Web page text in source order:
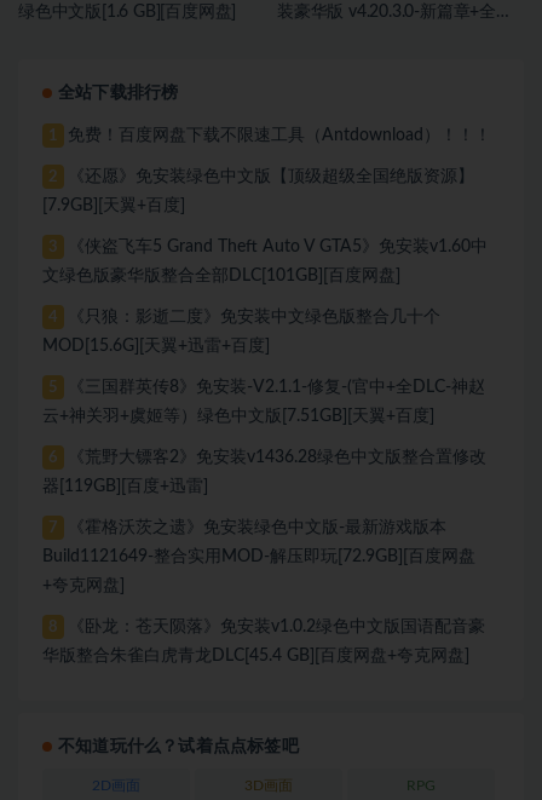
绿色中文版[1.6 GB][百度网盘]
装豪华版 v4.20.3.0-新篇章+全
全站下载排行榜
1 免费！百度网盘下载不限速工具（Antdownload）！！！
2
《还愿》免安装绿色中文版【顶级超级全国绝版资源】
[7.9GB][天翼+百度]
3
《侠盗飞车5 Grand Theft Auto V GTA5》免安装v1.60中
文绿色版豪华版整合全部DLC[101GB][百度网盘]
4
《只狼：影逝二度》免安装中文绿色版整合几十个
MOD[15.6G][天翼+迅雷+百度]
5
《三国群英传8》免安装-V2.1.1-修复-(官中+全DLC-神赵
云+神关羽+虞姬等）绿色中文版[7.51GB][天翼+百度]
6
《荒野大镖客2》免安装v1436.28绿色中文版整合置修改
器[119GB][百度+迅雷]
7
《霍格沃茨之遗》免安装绿色中文版-最新游戏版本
Build1121649-整合实用MOD-解压即玩[72.9GB][百度网盘
+夸克网盘]
8
《卧龙：苍天陨落》免安装v1.0.2绿色中文版国语配音豪
华版整合朱雀白虎青龙DLC[45.4 GB][百度网盘+夸克网盘]
不知道玩什么？试着点点标签吧
2D画面 3D画面 RPG